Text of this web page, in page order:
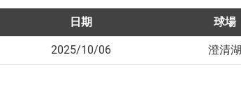
日期 球場
2025/10/06 澄清湖